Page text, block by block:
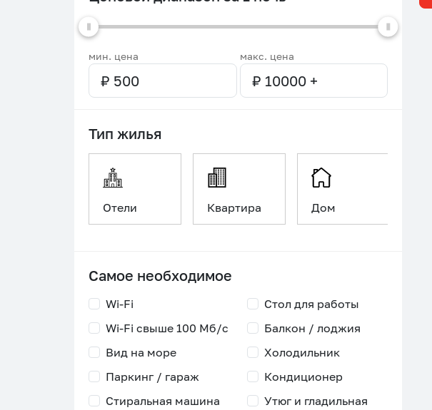
мин. цена макс. цена
Тип жилья
Отели Квартира Дом
Самое необходимое
Wi-Fi
Wi-Fi свыше 100 Мб/с
Стол для работы
Балкон / лоджия
Вид на море
Паркинг / гараж
Холодильник
Кондиционер
Стиральная машина
Утюг и гладильная